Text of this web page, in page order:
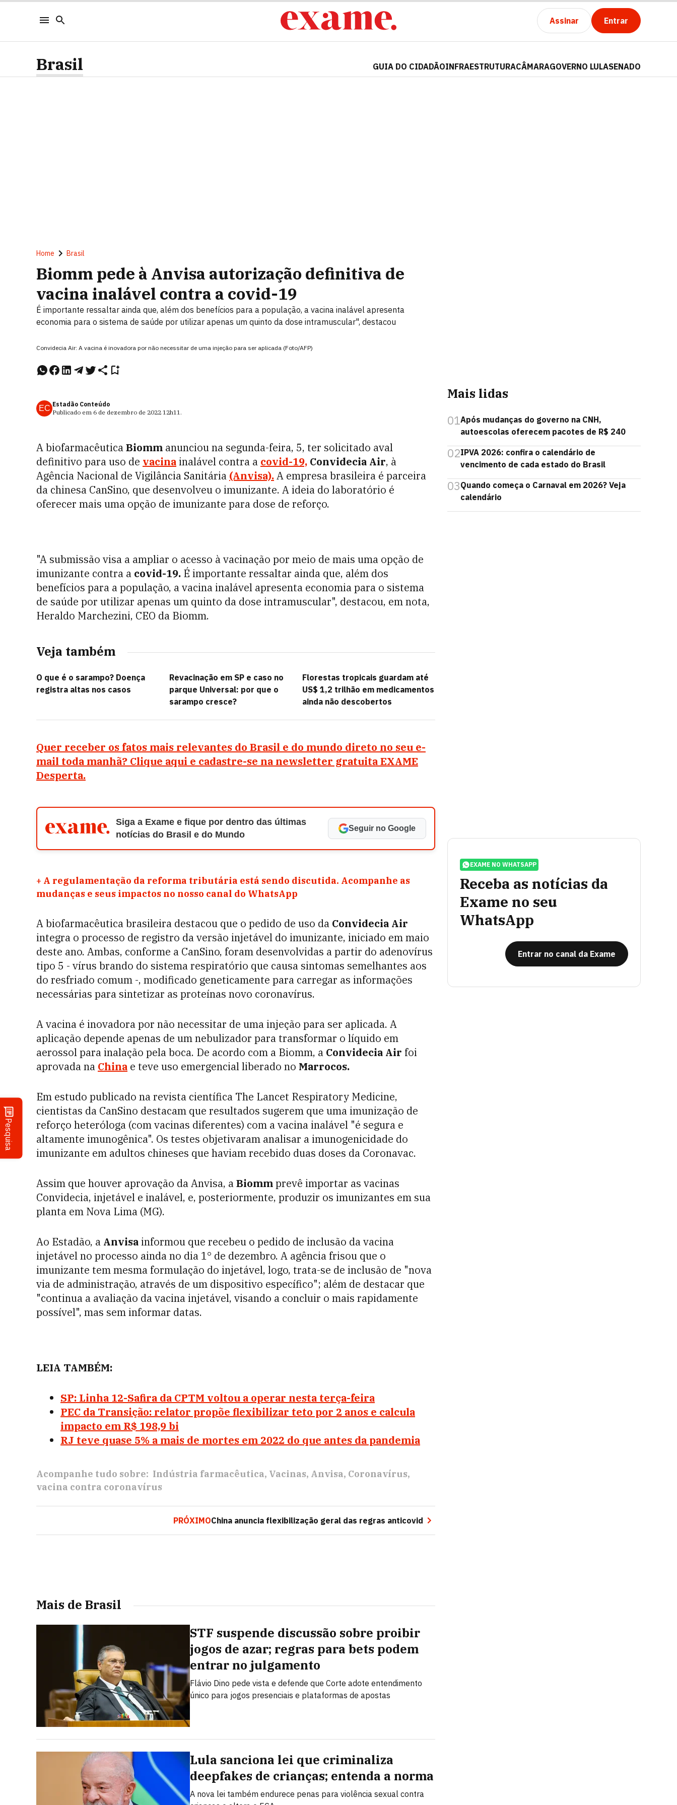
Assinar Entrar
Pesquisa
Brasil GUIA DO CIDADÃOINFRAESTRUTURACÂMARAGOVERNO LULASENADO
Home Brasil
Biomm pede à Anvisa autorização definitiva de
vacina inalável contra a covid-19
É importante ressaltar ainda que, além dos benefícios para a população, a vacina inalável apresenta
economia para o sistema de saúde por utilizar apenas um quinto da dose intramuscular", destacou
Convidecia Air: A vacina é inovadora por não necessitar de uma injeção para ser aplicada (Foto/AFP)
EC Estadão Conteúdo
Publicado em 6 de dezembro de 2022 12h11.
A biofarmacêuticaBiomm anunciou na segunda-feira, 5, ter solicitado aval
definitivo para uso de vacinainalável contra a covid-19, Convidecia Air, à
Agência Nacional de Vigilância Sanitária (Anvisa).A empresa brasileira é parceira
da chinesa CanSino, que desenvolveu o imunizante. A ideia do laboratório é
oferecer mais uma opção de imunizante para dose de reforço.
"A submissão visa a ampliar o acesso à vacinação por meio de mais uma opção de
imunizante contra a covid-19. É importante ressaltar ainda que, além dos
benefícios para a população, a vacina inalável apresenta economia para o sistema
de saúde por utilizar apenas um quinto da dose intramuscular", destacou, em nota,
Heraldo Marchezini, CEO da Biomm.
Veja também
O que é o sarampo? Doença
registra altas nos casos
Revacinação em SP e caso no
parque Universal: por que o
sarampo cresce?
Florestas tropicais guardam até
US$ 1,2 trilhão em medicamentos
ainda não descobertos
Quer receber os fatos mais relevantes do Brasil e do mundo direto no seu e-
mail toda manhã? Clique aqui e cadastre-se na newsletter gratuita EXAME
Desperta.
Siga a Exame e fique por dentro das últimas
notícias do Brasil e do Mundo
Seguir no Google
+ A regulamentação da reforma tributária está sendo discutida. Acompanhe as
mudanças e seus impactos no nosso canal do WhatsApp
A biofarmacêutica brasileira destacou que o pedido de uso da Convidecia Air
integra o processo de registro da versão injetável do imunizante, iniciado em maio
deste ano. Ambas, conforme a CanSino, foram desenvolvidas a partir do adenovírus
tipo 5 - vírus brando do sistema respiratório que causa sintomas semelhantes aos
do resfriado comum -, modificado geneticamente para carregar as informações
necessárias para sintetizar as proteínas novo coronavírus.
A vacina é inovadora por não necessitar de uma injeção para ser aplicada. A
aplicação depende apenas de um nebulizador para transformar o líquido em
aerossol para inalação pela boca. De acordo com a Biomm, a Convidecia Air foi
aprovada na China e teve uso emergencial liberado no Marrocos.
Em estudo publicado na revista científica The Lancet Respiratory Medicine,
cientistas da CanSino destacam que resultados sugerem que uma imunização de
reforço heteróloga (com vacinas diferentes) com a vacina inalável "é segura e
altamente imunogênica". Os testes objetivaram analisar a imunogenicidade do
imunizante em adultos chineses que haviam recebido duas doses da Coronavac.
Assim que houver aprovação da Anvisa, aBiommprevê importar as vacinas
Convidecia, injetável e inalável, e, posteriormente, produzir os imunizantes em sua
planta em Nova Lima (MG).
Ao Estadão, a Anvisainformou que recebeu o pedido de inclusão da vacina
injetável no processo ainda no dia 1° de dezembro. A agência frisou que o
imunizante tem mesma formulação do injetável, logo, trata-se de inclusão de "nova
via de administração, através de um dispositivo específico"; além de destacar que
"continua a avaliação da vacina injetável, visando a concluir o mais rapidamente
possível", mas sem informar datas.
LEIA TAMBÉM:
SP: Linha 12-Safira da CPTM voltou a operar nesta terça-feira
PEC da Transição: relator propõe flexibilizar teto por 2 anos e calcula
impacto em R$ 198,9 bi
RJ teve quase 5% a mais de mortes em 2022 do que antes da pandemia
Acompanhe tudo sobre: Indústria farmacêutica Vacinas Anvisa Coronavírus
vacina contra coronavírus
PRÓXIMOChina anuncia flexibilização geral das regras anticovid
Mais de Brasil
STF suspende discussão sobre proibir
jogos de azar; regras para bets podem
entrar no julgamento
Flávio Dino pede vista e defende que Corte adote entendimento
único para jogos presenciais e plataformas de apostas
Lula sanciona lei que criminaliza
deepfakes de crianças; entenda a norma
A nova lei também endurece penas para violência sexual contra
Mais lidas
01Após mudanças do governo na CNH,
autoescolas oferecem pacotes de R$ 240
02IPVA 2026: confira o calendário de
vencimento de cada estado do Brasil
03Quando começa o Carnaval em 2026? Veja
calendário
EXAME NO WHATSAPP
Receba as notícias da
Exame no seu
WhatsApp
Entrar no canal da Exame